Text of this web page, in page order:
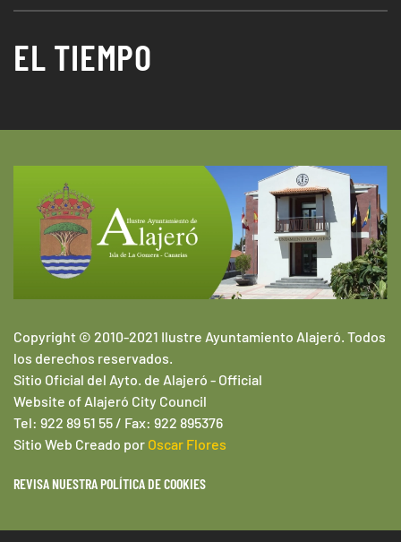
EL TIEMPO
Copyright © 2010-2021 Ilustre Ayuntamiento Alajeró. Todos
los derechos reservados.
Sitio Oficial del Ayto. de Alajeró - Official
Website of Alajeró City Council
Tel: 922 89 51 55 / Fax: 922 895376
Sitio Web Creado por Oscar Flores
REVISA NUESTRA POLÍTICA DE COOKIES